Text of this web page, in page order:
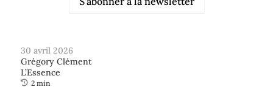
30 avril 2026
Grégory Clément
L’Essence
 2 min